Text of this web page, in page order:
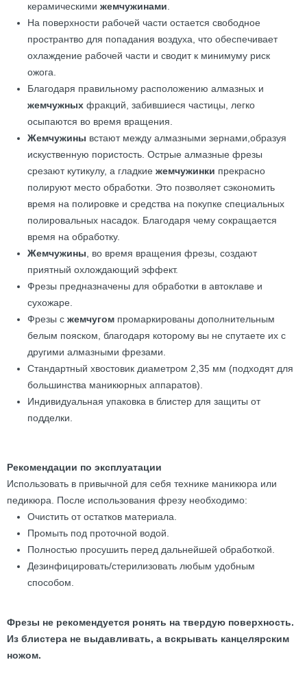
керамическими жемчужинами
На поверхности рабочей части остается свободное
пространтво для попадания воздуха, что обеспечивает
охлаждение рабочей части и сводит к минимуму риск
ожога.
Благодаря правильному расположению алмазных и
жемчужных фракций, забившиеся частицы, легко
осыпаются во время вращения.
Жемчужины встают между алмазными зернами,образуя
искуственную пористость. Острые алмазные фрезы
срезают кутикулу, а гладкие жемчужинки прекрасно
полируют место обработки. Это позволяет сэкономить
время на полировке и средства на покупке специальных
полировальных насадок. Благодаря чему сокращается
время на обработку.
Жемчужины , во время вращения фрезы, создают
приятный охлождающий эффект.
Фрезы предназначены для обработки в автоклаве и
сухожаре.
Фрезы с жемчугом промаркированы дополнительным
белым пояском, благодаря которому вы не спутаете их с
другими алмазными фрезами.
Стандартный хвостовик диаметром 2,35 мм (подходят для
большинства маникюрных аппаратов).
Индивидуальная упаковка в блистер для защиты от
подделки.
Рекомендации по эксплуатации
Использовать в привычной для себя технике маникюра или
педикюра. После использования фрезу необходимо:
Очистить от остатков материала.
Промыть под проточной водой.
Полностью просушить перед дальнейшей обработкой.
Дезинфицировать/стерилизовать любым удобным
способом.
Фрезы не рекомендуется ронять на твердую поверхность.
Из блистера не выдавливать, а вскрывать канцелярским
ножом.